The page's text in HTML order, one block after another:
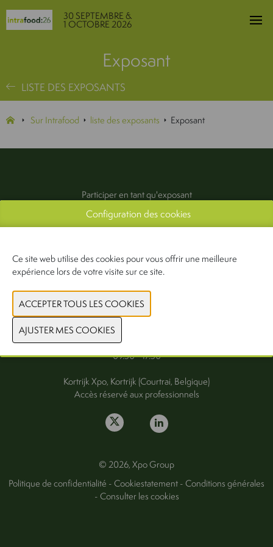
30 SEPTEMBRE &
1 OCTOBRE 2026
Exposant
LISTE DES EXPOSANTS
Sur Intrafood liste des exposants Exposant
Participer en tant qu'exposant
Exposants
Presse & média
FAQ
Mercredi 30 septembre
Jeudi 1er octobre 2026
09.30 - 17.30
Kortrijk Xpo, Kortrijk (Courtrai, Belgique)
Accès réservé aux professionnels
© 2026, Xpo Group
Politique de confidentialité -Cookiestatement-Conditions générales
-Consulter les cookies
Configuration des cookies
Ce site web utilise des cookies pour vous offrir une meilleure
expérience lors de votre visite sur ce site.